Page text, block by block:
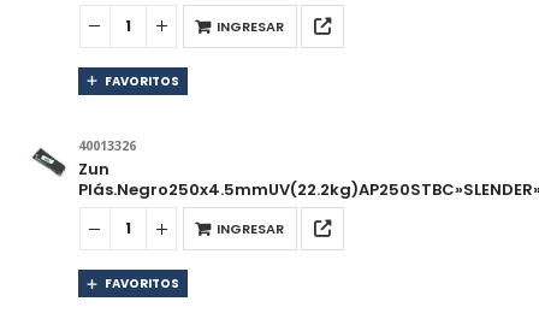
INGRESAR
FAVORITOS
40013326
Zun
INGRESAR
FAVORITOS